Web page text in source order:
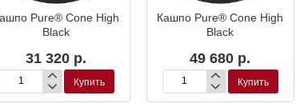
Pure® Cone High
Black
31 320 р.
Кашпо
Купить
Кашпо Pure® Cone High
Black
49 680 р.
Кашпо
Pure®
Купить